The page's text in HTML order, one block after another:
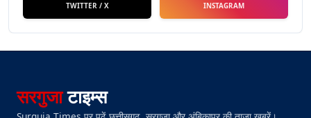
TWITTER / X INSTAGRAM
सरगुजाटाइम्स